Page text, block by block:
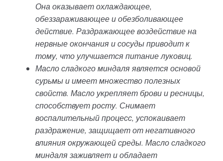
Она оказывает охлаждающее,
обеззараживающее и обезболивающее
действие. Раздражающее воздействие на
нервные окончания и сосуды приводит к
тому, что улучшается питание луковиц.
Масло сладкого миндаля является основой
сурьмы и имеет множество полезных
свойств. Масло укрепляет брови и ресницы,
способствует росту. Снимает
воспалительный процесс, успокаивает
раздражение, защищает от негативного
влияния окружающей среды. Масло сладкого
миндаля заживляет и обладает